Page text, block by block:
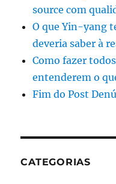
source com
O que Yin-yang
deveria saber à
Como fazer
entenderem o
Fim do Post
CATEGORIAS